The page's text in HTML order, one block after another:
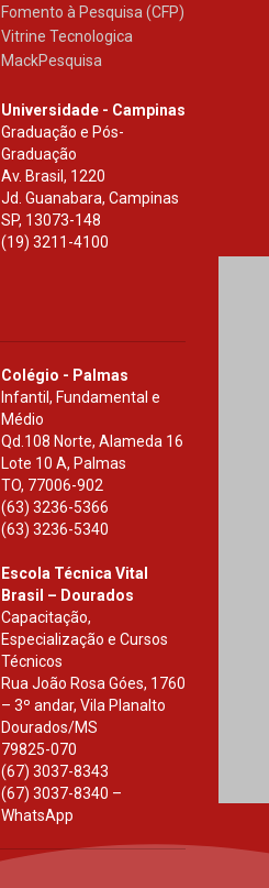
Fomento à Pesquisa (CFP)
Vitrine Tecnologica
MackPesquisa
Universidade - Campinas
Graduação e Pós-
Graduação
Av. Brasil, 1220
Jd. Guanabara, Campinas
SP, 13073-148
(19) 3211-4100
Colégio - Palmas
Infantil, Fundamental e
Médio
Qd.108 Norte, Alameda 16
Lote 10 A, Palmas
TO, 77006-902
(63) 3236-5366
(63) 3236-5340
Escola Técnica Vital
Brasil – Dourados
Capacitação,
Especialização e Cursos
Técnicos
Rua João Rosa Góes, 1760
– 3º andar, Vila Planalto
Dourados/MS
79825-070
(67) 3037-8343
(67) 3037-8340 –
WhatsApp